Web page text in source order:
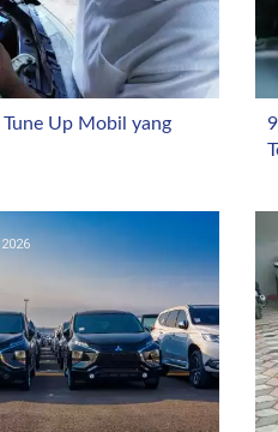
Tune Up Mobil yang